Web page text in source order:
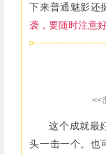
下来普通魅影还
袭，要随时注意
<<
这个成就最
头一击一个。也